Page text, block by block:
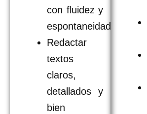
con fluidez y
espontaneidad
Redactar
textos
claros,
detallados y
bien